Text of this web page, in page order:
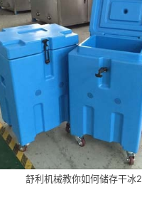
舒利机械教你如何储存干冰2